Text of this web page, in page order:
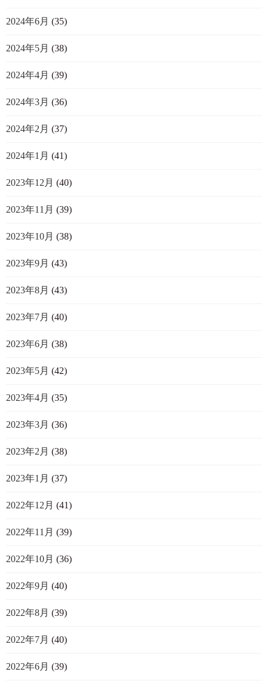
2024年6月 (35)
2024年5月 (38)
2024年4月 (39)
2024年3月 (36)
2024年2月 (37)
2024年1月 (41)
2023年12月 (40)
2023年11月 (39)
2023年10月 (38)
2023年9月 (43)
2023年8月 (43)
2023年7月 (40)
2023年6月 (38)
2023年5月 (42)
2023年4月 (35)
2023年3月 (36)
2023年2月 (38)
2023年1月 (37)
2022年12月 (41)
2022年11月 (39)
2022年10月 (36)
2022年9月 (40)
2022年8月 (39)
2022年7月 (40)
2022年6月 (39)